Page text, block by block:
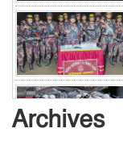
Archives